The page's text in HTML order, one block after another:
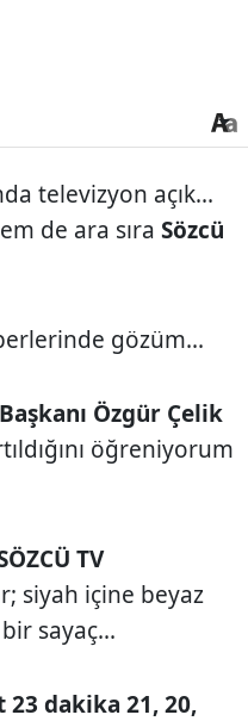
televizyon açık...
de ara sıra Sözcü
gözüm...
Özgür Çelik
öğreniyorum
TV
siyah içine beyaz
sayaç...
23 dakika 21, 20,